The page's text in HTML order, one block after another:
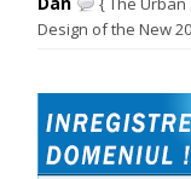
Design of the New